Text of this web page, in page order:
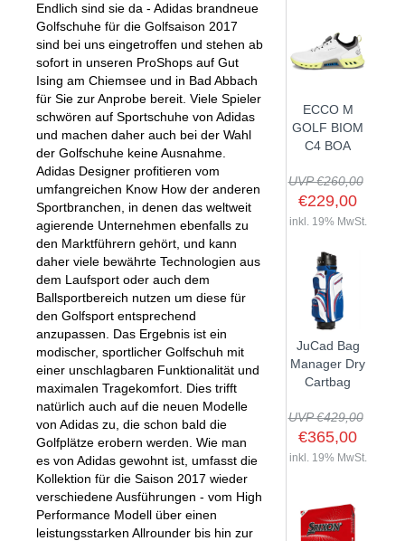
SHOP
GOLFSCHLÄGER
DRIVER
FAIRWAYHÖLZER
WEDGES
HYBRIDS
DRIVING EISEN
PUTTER
KINDER GOLFSCHLÄGER
KOMPLETTSETS
HEADS
SHAFTS
DEMOSCHLÄGER
BAGS
CARTBAGS
STANDBAGS
TRAVELBAGS
SONSTIGE BAGS
TROLLIES
PUSH- & PULLTROLLIES
ELEKTROTROLLIES
TROLLEY ZUBEHÖR
BÄLLE
GOLFBÄLLE
LOGOBÄLLE
SCHUHE
HERREN GOLFSCHUHE
DAMEN GOLFSCHUHE
KINDER GOLFSCHUHE
BEKLEIDUNG
HERREN
DAMEN
CAPS
GÜRTEL & SOCKEN
HANDSCHUHE
HERREN GOLFHANDSCHUHE
DAMEN GOLFHANDSCHUHE
KINDER GOLFHANDSCHUHE
ZUBEHÖR
ENTFERNUNGSMESSER
REGENSCHIRME
HANDTÜCHER
ACCESSOIRES
TRAININGSHILFEN
MONTAGE
KOMPONENTEN
GRIFFE
GUTSCHEINE
GUTSCHEINE
SALE
GOLFSCHLÄGER
BAGS
BÄLLE
SCHUHE
BEKLEIDUNG
HANDSCHUHE
EVENTS
GOLFKURSE
EVENTS
ANFRAGE
GUTSCHEINE
Endlich sind sie da - Adidas brandneue
Golfschuhe für die Golfsaison 2017
sind bei uns eingetroffen und stehen ab
sofort in unseren ProShops auf Gut
Ising am Chiemsee und in Bad Abbach
für Sie zur Anprobe bereit. Viele Spieler
schwören auf Sportschuhe von Adidas
und machen daher auch bei der Wahl
der Golfschuhe keine Ausnahme.
Adidas Designer profitieren vom
umfangreichen Know How der anderen
Sportbranchen, in denen das weltweit
agierende Unternehmen ebenfalls zu
den Marktführern gehört, und kann
daher viele bewährte Technologien aus
dem Laufsport oder auch dem
Ballsportbereich nutzen um diese für
den Golfsport entsprechend
anzupassen. Das Ergebnis ist ein
modischer, sportlicher Golfschuh mit
einer unschlagbaren Funktionalität und
maximalen Tragekomfort. Dies trifft
natürlich auch auf die neuen Modelle
von Adidas zu, die schon bald die
Golfplätze erobern werden. Wie man
es von Adidas gewohnt ist, umfasst die
Kollektion für die Saison 2017 wieder
verschiedene Ausführungen - vom High
Performance Modell über einen
leistungsstarken Allrounder bis hin zur
ECCO M
GOLF BIOM
C4 BOA
UVP €260,00
€229,00
inkl. 19% MwSt.
JuCad Bag
Manager Dry
Cartbag
UVP €429,00
€365,00
inkl. 19% MwSt.